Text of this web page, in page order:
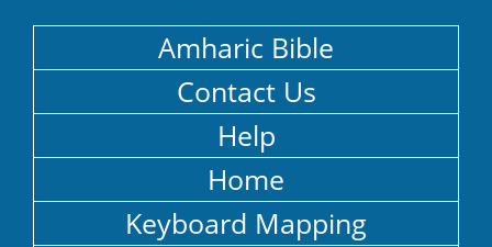
Amharic Bible
Contact Us
Help
Home
Keyboard Mapping